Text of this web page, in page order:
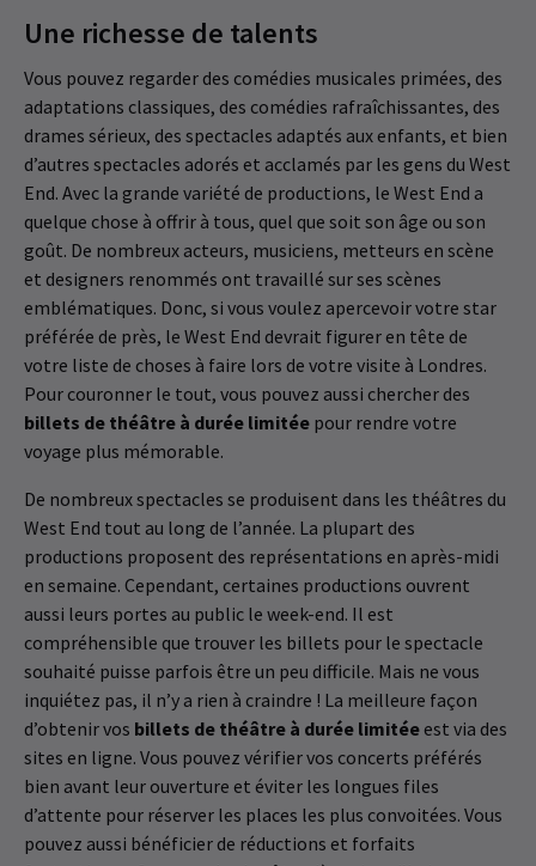
Une richesse de talents
Vous pouvez regarder des comédies musicales primées, des
adaptations classiques, des comédies rafraîchissantes, des
drames sérieux, des spectacles adaptés aux enfants, et bien
d’autres spectacles adorés et acclamés par les gens du West
End. Avec la grande variété de productions, le West End a
quelque chose à offrir à tous, quel que soit son âge ou son
goût. De nombreux acteurs, musiciens, metteurs en scène
et designers renommés ont travaillé sur ses scènes
emblématiques. Donc, si vous voulez apercevoir votre star
préférée de près, le West End devrait figurer en tête de
votre liste de choses à faire lors de votre visite à Londres.
Pour couronner le tout, vous pouvez aussi chercher des
billets de théâtre à durée limitée pour rendre votre
voyage plus mémorable.
De nombreux spectacles se produisent dans les théâtres du
West End tout au long de l’année. La plupart des
productions proposent des représentations en après-midi
en semaine. Cependant, certaines productions ouvrent
aussi leurs portes au public le week-end. Il est
compréhensible que trouver les billets pour le spectacle
souhaité puisse parfois être un peu difficile. Mais ne vous
inquiétez pas, il n’y a rien à craindre ! La meilleure façon
d’obtenir vos billets de théâtre à durée limitée est via des
sites en ligne. Vous pouvez vérifier vos concerts préférés
bien avant leur ouverture et éviter les longues files
d’attente pour réserver les places les plus convoitées. Vous
pouvez aussi bénéficier de réductions et forfaits